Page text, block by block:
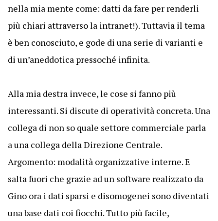
nella mia mente come: datti da fare per renderli
più chiari attraverso la intranet!). Tuttavia il tema
è ben conosciuto, e gode di una serie di varianti e
di un’aneddotica pressoché infinita.
Alla mia destra invece, le cose si fanno più
interessanti. Si discute di operatività concreta. Una
collega di non so quale settore commerciale parla
a una collega della Direzione Centrale.
Argomento: modalità organizzative interne. E
salta fuori che grazie ad un software realizzato da
Gino ora i dati sparsi e disomogenei sono diventati
una base dati coi fiocchi. Tutto più facile,